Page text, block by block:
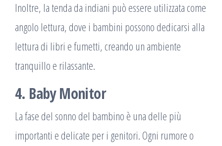
Inoltre, la tenda da indiani può essere utilizzata come
angolo lettura, dove i bambini possono dedicarsi alla
lettura di libri e fumetti, creando un ambiente
tranquillo e rilassante.
4. Baby Monitor
La fase del sonno del bambino è una delle più
importanti e delicate per i genitori. Ogni rumore o